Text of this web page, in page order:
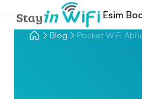
Esim
Blog Pocket WiFi